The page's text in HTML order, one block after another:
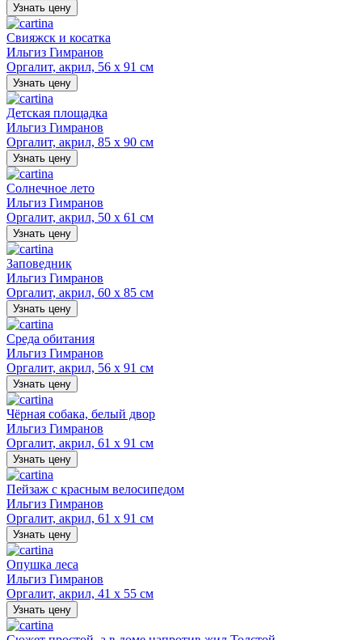
Узнать цену
Свияжск и косатка
Ильгиз Гимранов
Оргалит, акрил, 56 х 91 см
Узнать цену
Детская площадка
Ильгиз Гимранов
Оргалит, акрил, 85 х 90 см
Узнать цену
Солнечное лето
Ильгиз Гимранов
Оргалит, акрил, 50 х 61 см
Узнать цену
Заповедник
Ильгиз Гимранов
Оргалит, акрил, 60 х 85 см
Узнать цену
Среда обитания
Ильгиз Гимранов
Оргалит, акрил, 56 х 91 см
Узнать цену
Чёрная собака, белый двор
Ильгиз Гимранов
Оргалит, акрил, 61 х 91 см
Узнать цену
Пейзаж с красным велосипедом
Ильгиз Гимранов
Оргалит, акрил, 61 х 91 см
Узнать цену
Опушка леса
Ильгиз Гимранов
Оргалит, акрил, 41 х 55 см
Узнать цену